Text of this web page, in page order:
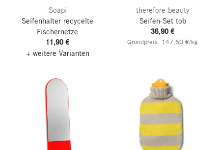
Soapi
Seifenhalter recycelte
Fischernetze
11,90 €
+ weitere Varianten
therefore beauty
Seifen-Set tob
36,90 €
Grundpreis: 147,60 €/kg